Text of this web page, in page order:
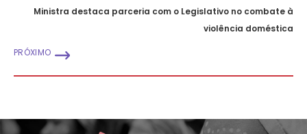
Ministra destaca parceria com o Legislativo no combate à
violência doméstica
PRÓXIMO